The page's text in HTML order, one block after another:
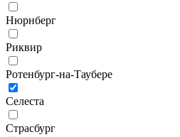
Нюрнберг
Риквир
Ротенбург-на-Таубере
Селеста
Страсбург